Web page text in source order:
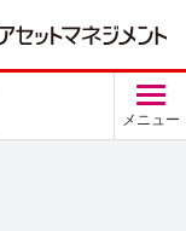
メニュー